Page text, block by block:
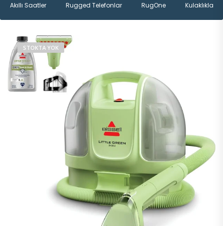
Akıllı Saatler Rugged Telefonlar RugOne Kulaklıklar
STOKTA YOK